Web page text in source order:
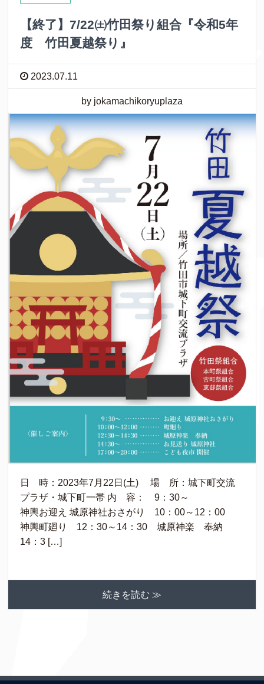
【終了】7/22㈯竹田祭り組合『令和5年
度 竹田夏越祭り』
2023.07.11
by jokamachikoryuplaza
日 時：2023年7月22日(土) 場 所：城下町交流
プラザ・城下町一帯 内 容： 9：30～
神輿お迎え 城原神社おさがり 10：00～12：00
神輿町廻り 12：30～14：30 城原神楽 奉納
14：3 […]
続きを読む ≫